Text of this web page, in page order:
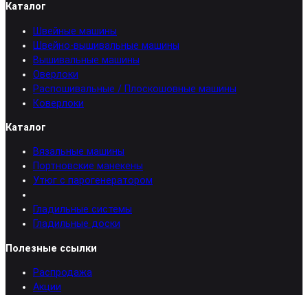
Каталог
Швейные машины
Швейно-вышивальные машины
Вышивальные машины
Оверлоки
Распошивальные / Плоскошовные машины
Коверлоки
Каталог
Вязальные машины
Портновские манекены
Утюг с парогенератором
Гладильные системы
Гладильные доски
Полезные ссылки
Распродажа
Акции